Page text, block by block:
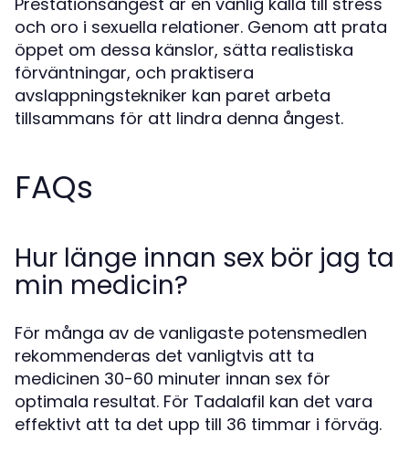
och oro i sexuella relationer. Genom att prata
öppet om dessa känslor, sätta realistiska
förväntningar, och praktisera
avslappningstekniker kan paret arbeta
tillsammans för att lindra denna ångest.
FAQs
Hur länge innan sex bör jag ta
min medicin?
För många av de vanligaste potensmedlen
rekommenderas det vanligtvis att ta
medicinen 30-60 minuter innan sex för
optimala resultat. För Tadalafil kan det vara
effektivt att ta det upp till 36 timmar i förväg.